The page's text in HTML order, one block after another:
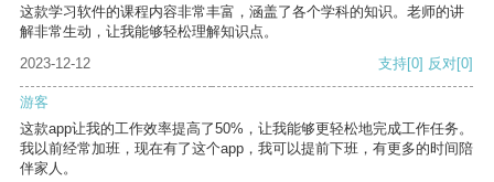
这款学习软件的课程内容非常丰富，涵盖了各个学科的知识。老师的讲
解非常生动，让我能够轻松理解知识点。
2023-12-12
支持[0] 反对[0]
游客
这款app让我的工作效率提高了50%，让我能够更轻松地完成工作任务。
我以前经常加班，现在有了这个app，我可以提前下班，有更多的时间陪
伴家人。